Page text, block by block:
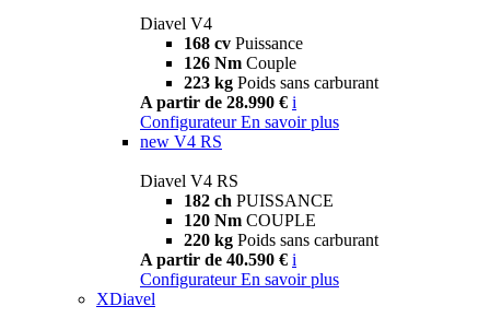
Diavel V4
168 cv Puissance
126 Nm Couple
223 kg Poids sans carburant
A partir de 28.990 € i
Configurateur En savoir plus
new V4 RS
Diavel V4 RS
182 ch PUISSANCE
120 Nm COUPLE
220 kg Poids sans carburant
A partir de 40.590 € i
Configurateur En savoir plus
XDiavel